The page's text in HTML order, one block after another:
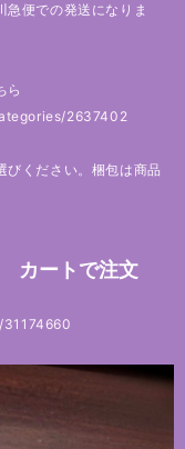
便での発送になりま
ら
2637402
ください。梱包は商品
カートで注文